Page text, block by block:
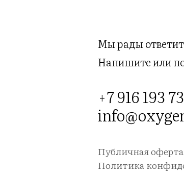
Мы рады
Напишите или
+7 916 193
Публичная оферта
Политика